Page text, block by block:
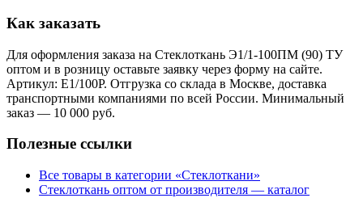
Как заказать
Для оформления заказа на Стеклоткань Э1/1-100ПМ (90) ТУ
оптом и в розницу оставьте заявку через форму на сайте.
Артикул: E1/100P. Отгрузка со склада в Москве, доставка
транспортными компаниями по всей России. Минимальный
заказ — 10 000 руб.
Полезные ссылки
Все товары в категории «Стеклоткани»
Стеклоткань оптом от производителя — каталог